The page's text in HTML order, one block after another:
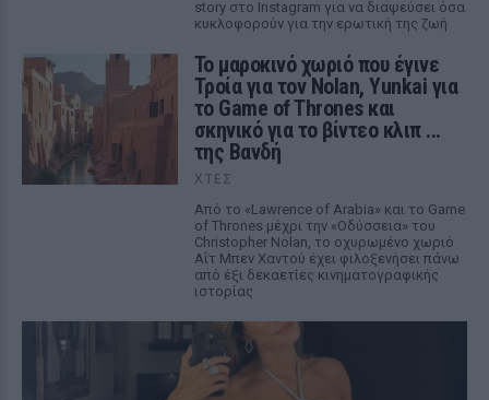
story στο Instagram για να διαψεύσει όσα
κυκλοφορούν για την ερωτική της ζωή
Το μαροκινό χωριό που έγινε
Τροία για τον Nolan, Yunkai για
το Game of Thrones και
σκηνικό για το βίντεο κλιπ ...
της Βανδή
ΧΤΕΣ
Από το «Lawrence of Arabia» και το Game
of Thrones μέχρι την «Οδύσσεια» του
Christopher Nolan, το οχυρωμένο χωριό
Αΐτ Μπεν Χαντού έχει φιλοξενήσει πάνω
από έξι δεκαετίες κινηματογραφικής
ιστορίας